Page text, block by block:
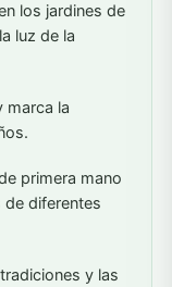
los jardines de
luz de la
marca la
primera mano
diferentes
y las